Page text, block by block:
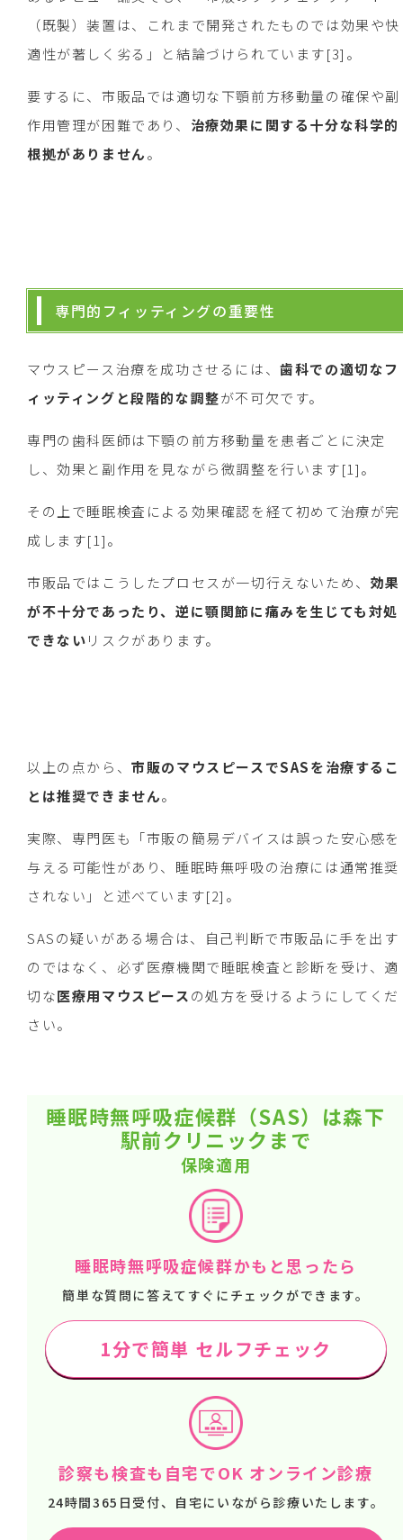
（既製）装置は、これまで開発されたものでは効果や快
適性が著しく劣る」と結論づけられています[3]。
要するに、市販品では適切な下顎前方移動量の確保や副
作用管理が困難であり、 治療効果に関する十分な科学的
根拠がありません。
専門的フィッティングの重要性
マウスピース治療を成功させるには、歯科での適切なフ
ィッティングと段階的な調整が不可欠です。
専門の歯科医師は下顎の前方移動量を患者ごとに決定
し、効果と副作用を見ながら微調整を行います[1]。
その上で睡眠検査による効果確認を経て初めて治療が完
成します[1]。
市販品ではこうしたプロセスが一切行えないため、 効果
が不十分であったり、逆に顎関節に痛みを生じても対処
できないリスクがあります。
以上の点から、市販のマウスピースでSASを治療するこ
とは推奨できません。
実際、専門医も「市販の簡易デバイスは誤った安心感を
与える可能性があり、睡眠時無呼吸の治療には通常推奨
されない」と述べています[2]。
SASの疑いがある場合は、自己判断で市販品に手を出す
のではなく、必ず医療機関で睡眠検査と診断を受け、適
切な医療用マウスピースの処方を受けるようにしてくだ
さい。
睡眠時無呼吸症候群（SAS）は森下
駅前クリニックまで
保険適用
睡眠時無呼吸症候群かもと思ったら
簡単な質問に答えてすぐにチェックができます。
1分で簡単 セルフチェック
診察も検査も自宅でOK オンライン診療
24時間365日受付、自宅にいながら診療いたします。